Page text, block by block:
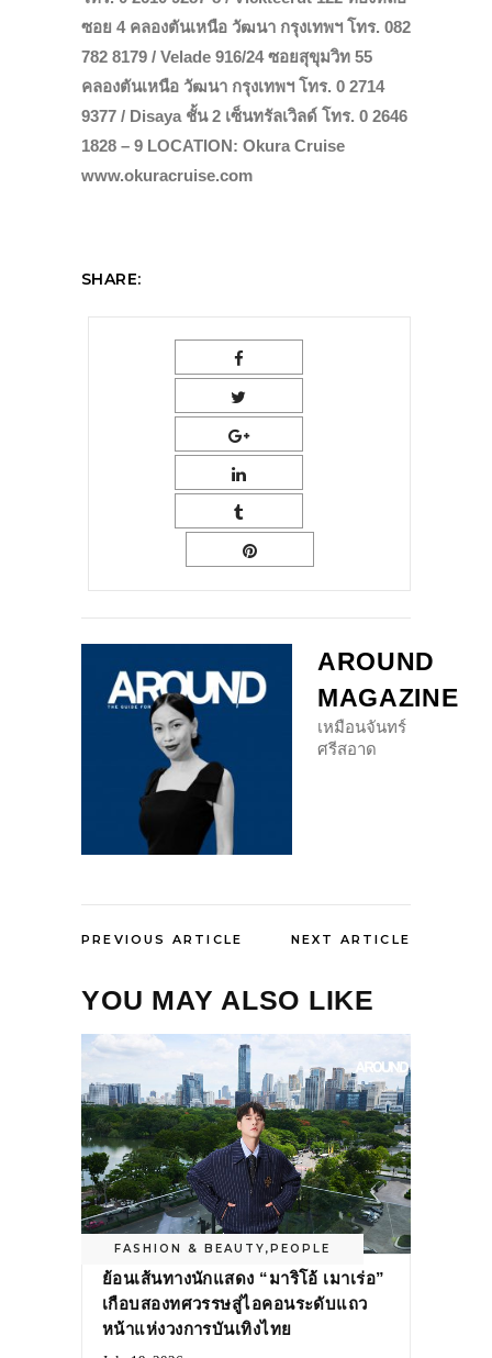
ซอย 4 คลองตันเหนือ วัฒนา กรุงเทพฯ โทร. 082
782 8179 / Velade 916/24 ซอยสุขุมวิท 55
คลองตันเหนือ วัฒนา กรุงเทพฯ โทร. 0 2714
9377 / Disaya ชั้น 2 เซ็นทรัลเวิลด์ โทร. 0 2646
1828 – 9 LOCATION: Okura Cruise
www.okuracruise.com
SHARE:
AROUND
MAGAZINE
เหมือนจันทร์
ศรีสอาด
PREVIOUS ARTICLE NEXT ARTICLE
YOU MAY ALSO LIKE
FASHION & BEAUTY,PEOPLE
ย้อนเส้นทางนักแสดง “มาริโอ้ เมาเร่อ”
เกือบสองทศวรรษสู่ไอคอนระดับแถว
หน้าแห่งวงการบันเทิงไทย